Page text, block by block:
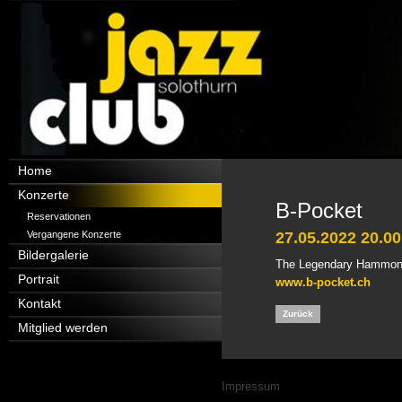
B-Pocket
27.05.2022 20.00
The Legendary
www.b-pocket.ch
Zurück
Navigation
überspringen
Home
Konzerte
Reservationen
Vergangene Konzerte
Bildergalerie
Portrait
Kontakt
Mitglied werden
Navigation
Impressum